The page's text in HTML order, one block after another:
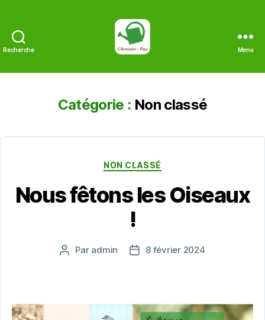
Recherche Menu
Catégorie : Non classé
Catégories
NON CLASSÉ
Nous fêtons les Oiseaux
!
Auteur
Par admin
Date8 février 2024